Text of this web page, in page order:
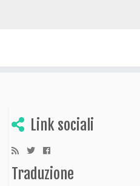
Link sociali
Traduzione